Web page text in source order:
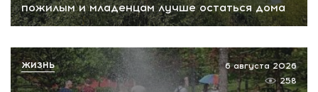
пожилым и младенцам лучше остаться дома
6 августа 2026
258
ЖИЗНЬ